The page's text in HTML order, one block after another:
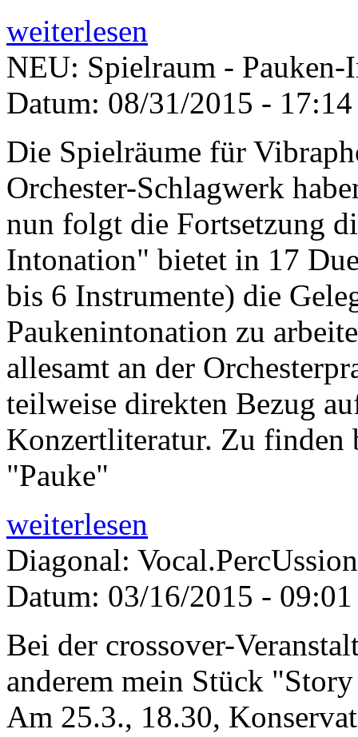
weiterlesen
NEU: Spielraum - Pauken-
Datum: 08/31/2015 - 17:14
Die Spielräume für
Orchester-Schlagwerk
nun folgt die Fortsetzung
Intonation" bietet in 17
bis 6 Instrumente) die
Paukenintonation zu
allesamt an der
teilweise direkten Bezug
Konzertliteratur. Zu finden
"Pauke"
weiterlesen
Diagonal: Vocal.PercUssion
Datum: 03/16/2015 - 09:01
Bei der crossover-
anderem mein Stück
Am 25.3., 18.30,